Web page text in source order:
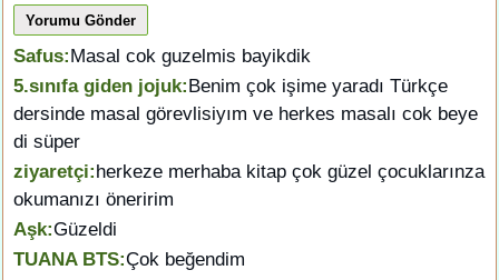
Yorumu Gönder
Safus:Masal cok guzelmis bayikdik
5.sınıfa giden jojuk:Benim çok işime yaradı Türkçe
dersinde masal görevlisiyım ve herkes masalı cok beye
di süper
ziyaretçi:herkeze merhaba kitap çok güzel çocuklarınza
okumanızı öneririm
Aşk:Güzeldi
TUANA BTS:Çok beğendim